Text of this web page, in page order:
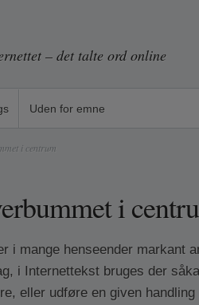
– det talte ord online
Uden for emne
i centrum
i
i mange henseender markant
i Internettekst bruges der
eller udføre en given